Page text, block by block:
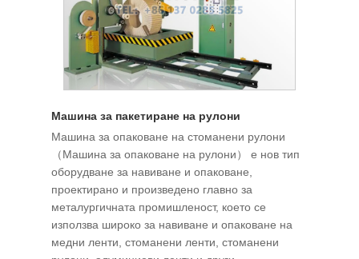
Машина за пакетиране на рулони
Машина за опаковане на стоманени рулони
（Машина за опаковане на рулони） е нов тип
оборудване за навиване и опаковане,
проектирано и произведено главно за
металургичната промишленост, което се
използва широко за навиване и опаковане на
медни ленти, стоманени ленти, стоманени